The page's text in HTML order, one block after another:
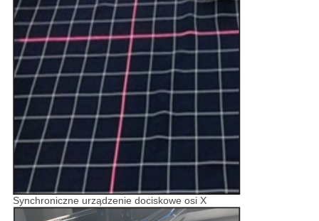
Synchroniczne urządzenie dociskowe osi X